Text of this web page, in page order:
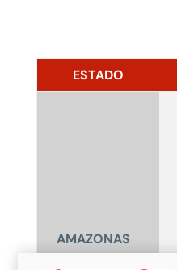
ESTADO
AMAZONAS